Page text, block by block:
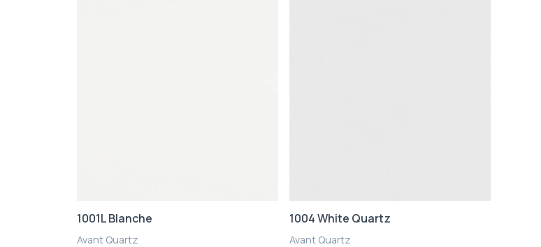
1001L Blanche
Avant Quartz
1004 White Quartz
Avant Quartz